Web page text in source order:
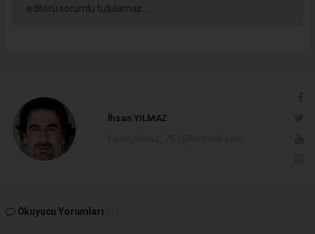
editörü sorumlu tutulamaz...
İhsan YILMAZ
Okuyucu Yorumları